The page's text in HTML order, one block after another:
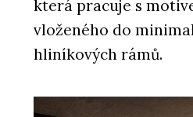
která pracuje s
vloženého do
hliníkových rámů.